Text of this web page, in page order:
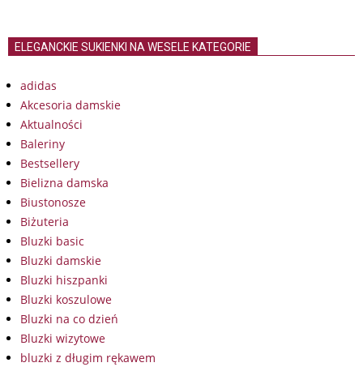
ELEGANCKIE SUKIENKI NA WESELE KATEGORIE
adidas
Akcesoria damskie
Aktualności
Baleriny
Bestsellery
Bielizna damska
Biustonosze
Biżuteria
Bluzki basic
Bluzki damskie
Bluzki hiszpanki
Bluzki koszulowe
Bluzki na co dzień
Bluzki wizytowe
bluzki z długim rękawem